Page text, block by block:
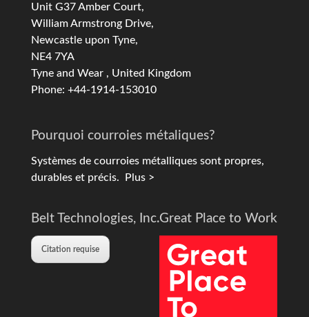
Unit G37 Amber Court,
William Armstrong Drive,
Newcastle upon Tyne,
NE4 7YA
Tyne and Wear , United Kingdom
Phone: +44-1914-153010
Pourquoi courroies métaliques?
Systèmes de courroies métalliques sont propres,
durables et précis. Plus >
Belt Technologies, Inc.
Citation requise
Great Place to Work